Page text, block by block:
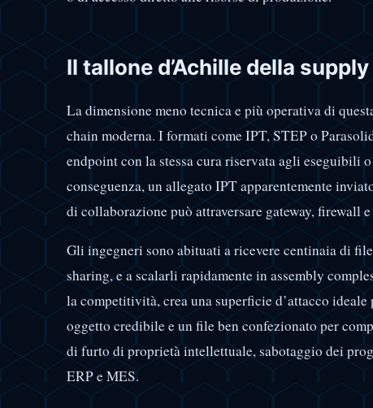
Il tallone d’Achille della
La dimensione meno tecnica e più operativa di
chain moderna. I formati come IPT, STEP o
endpoint con la stessa cura riservata agli eseguibili
conseguenza, un allegato IPT apparentemente
di collaborazione può attraversare gateway, firewall
Gli ingegneri sono abituati a ricevere centinaia di
sharing, e a scalarli rapidamente in assembly
la competitività, crea una superficie d’attacco
oggetto credibile e un file ben confezionato per
di furto di proprietà intellettuale, sabotaggio dei
ERP e MES.